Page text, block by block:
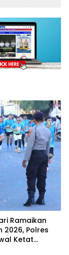
Ramaikan
2026, Polres
Ketat